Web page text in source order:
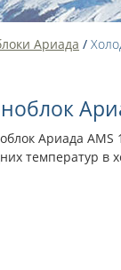
Ариада /
Ариада
температур в